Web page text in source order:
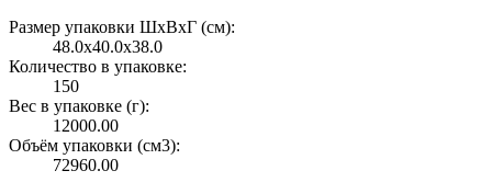
Размер упаковки ШxВxГ (см):
48.0x40.0x38.0
Количество в упаковке:
150
Вес в упаковке (г):
12000.00
Объём упаковки (см3):
72960.00